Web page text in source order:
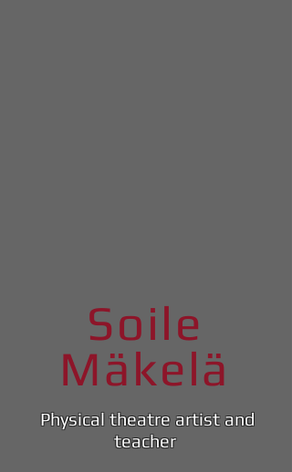
Soile
Mäkelä
Physical theatre artist and
teacher